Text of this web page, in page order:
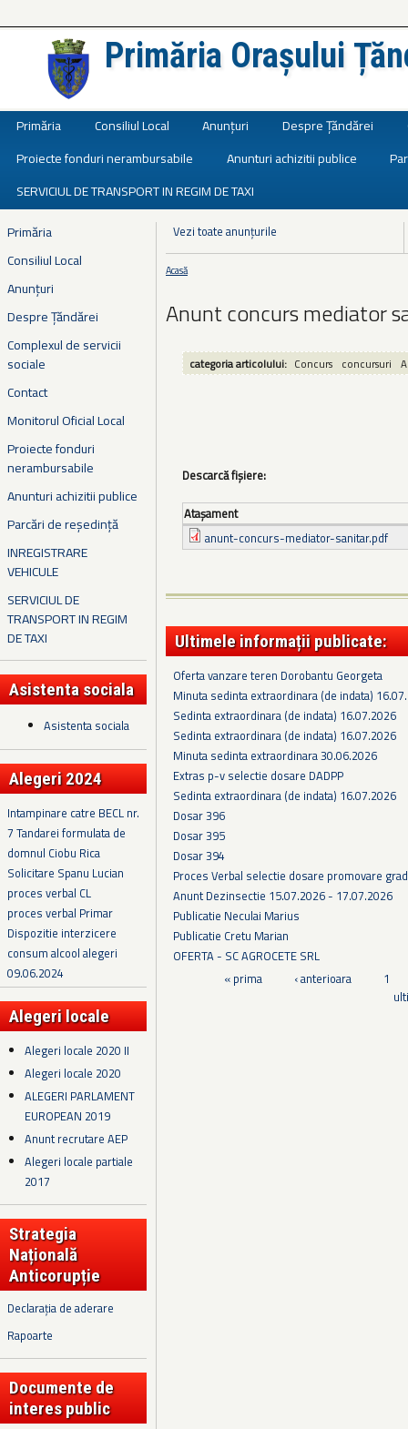
Primăria Orașului
Primăria Consiliul Local Anunțuri Despre Țăndărei
Proiecte fonduri nerambursabile
Anunturi achizitii publice
SERVICIUL DE TRANSPORT IN REGIM DE TAXI
Primăria
Consiliul Local
Anunțuri
Despre Țăndărei
Complexul de servicii
sociale
Contact
Monitorul Oficial Local
Proiecte fonduri
nerambursabile
Anunturi achizitii publice
Parcări de reședință
INREGISTRARE
VEHICULE
SERVICIUL DE
TRANSPORT IN REGIM
DE TAXI
Asistenta sociala
Asistenta sociala
Alegeri 2024
Intampinare catre BECL nr.
7 Tandarei formulata de
domnul Ciobu Rica
Solicitare Spanu Lucian
proces verbal CL
proces verbal Primar
Dispozitie interzicere
consum alcool alegeri
09.06.2024
Alegeri locale
Alegeri locale 2020 II
Alegeri locale 2020
ALEGERI PARLAMENT
EUROPEAN 2019
Anunt recrutare AEP
Alegeri locale partiale
2017
Strategia
Națională
Anticorupție
Declarația de aderare
Rapoarte
Documente de
interes public
Vezi toate anunțurile
Eşti aici
Acasă
Anunt concurs mediator
categoria articolului: Concurs concursuri
Descarcă fișiere:
Ataşament
anunt-concurs-mediator-sanitar.pdf
Ultimele informații publicate:
Oferta vanzare teren Dorobantu Georgeta
Minuta sedinta extraordinara (de indata)
Sedinta extraordinara (de indata) 16.07.2026
Sedinta extraordinara (de indata) 16.07.2026
Minuta sedinta extraordinara 30.06.2026
Extras p-v selectie dosare DADPP
Sedinta extraordinara (de indata) 16.07.2026
Dosar 396
Dosar 395
Dosar 394
Proces Verbal selectie dosare promovare
Anunt Dezinsectie 15.07.2026 - 17.07.2026
Publicatie Neculai Marius
Publicatie Cretu Marian
OFERTA - SC AGROCETE SRL
Pagini« prima ‹ anterioara
1